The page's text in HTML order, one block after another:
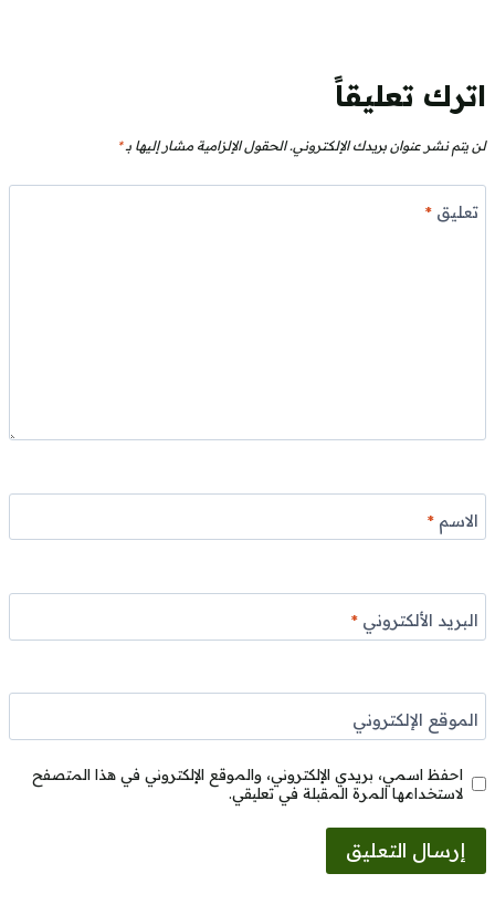
اترك تعليقاً
لن يتم نشر عنوان بريدك الإلكتروني. الحقول الإلزامية مشار إليها بـ*
تعليق*
الاسم*
البريد الألكتروني*
الموقع الإلكتروني
احفظ اسمي، بريدي الإلكتروني، والموقع الإلكتروني في هذا المتصفح
لاستخدامها المرة المقبلة في تعليقي.